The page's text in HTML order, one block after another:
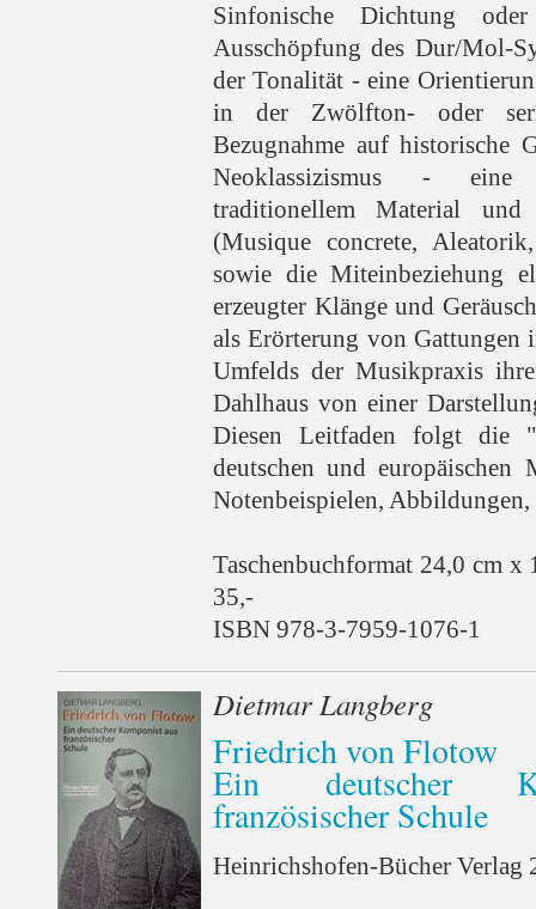
Sinfonische Dichtung
Ausschöpfung des Dur/Mol-
der Tonalität - eine
in der Zwölfton- oder
Bezugnahme auf historische
Neoklassizismus - eine
traditionellem Material und
(Musique concrete,
sowie die Miteinbeziehung
erzeugter Klänge und
als Erörterung von Gattungen
Umfelds der Musikpraxis
Dahlhaus von einer
Diesen Leitfaden folgt die
deutschen und
Notenbeispielen,
Taschenbuchformat 24,0 cm
35,-
ISBN 978-3-7959-1076-1
Dietmar Langberg
Friedrich von Flotow
Ein deutscher
französischer Schule
Heinrichshofen-Bücher Verlag